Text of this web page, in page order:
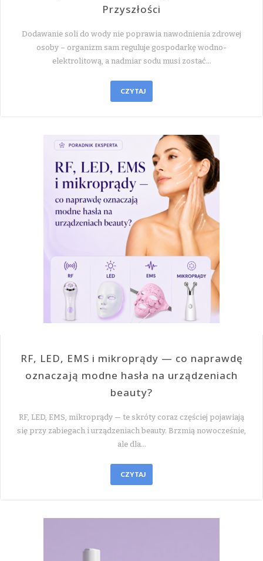
Przyszłości
Dodawanie soli do wody nie poprawia nawodnienia zdrowej
osoby – organizm sam reguluje gospodarkę wodno-
elektrolitową, a nadmiar sodu musi zostać…
CZYTAJ
RF, LED, EMS i mikroprądy — co naprawdę
oznaczają modne hasła na urządzeniach
beauty?
RF, LED, EMS, mikroprądy — te skróty coraz częściej pojawiają
się przy zabiegach i urządzeniach beauty. Brzmią nowocześnie,
ale dla…
CZYTAJ